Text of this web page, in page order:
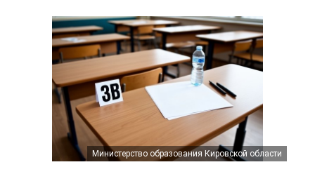
Министерство образования Кировской области